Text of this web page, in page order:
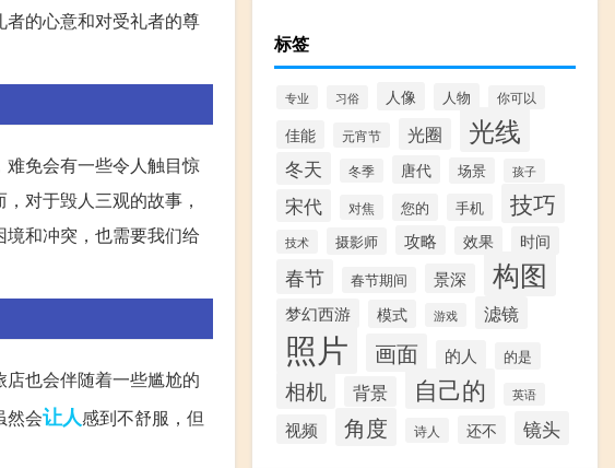
的心意和对受礼者的尊
免会有一些令人触目惊
对于毁人三观的故事，
和冲突，也需要我们给
也会伴随着一些尴尬的
然会让人感到不舒服，但
标签
专业 习俗 人像 人物 你可以
佳能 元宵节 光圈 光线
冬天 冬季 唐代 场景 孩子
宋代 对焦 您的 手机 技巧
技术 摄影师 攻略 效果 时间
春节 春节期间 景深 构图
梦幻西游 模式 游戏 滤镜
照片 画面 的人 的是
相机 背景 自己的 英语
视频 角度 诗人 还不 镜头